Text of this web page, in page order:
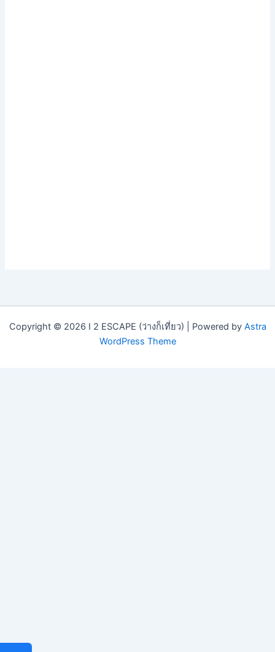
Copyright © 2026 I 2 ESCAPE (ว่างก็เที่ยว) | Powered by Astra
WordPress Theme